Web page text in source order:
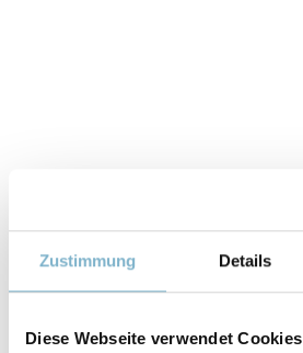
Zustimmung Details
Diese Webseite verwendet Cookies